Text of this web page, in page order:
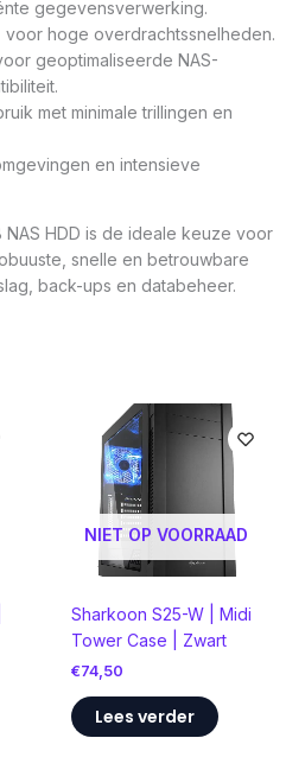
gegevensverwerking.
voor hoge overdrachtssnelheden.
geoptimaliseerde NAS-
met minimale trillingen en
en intensieve
NAS HDD is de ideale keuze voor
snelle en betrouwbare
back-ups en databeheer.
NIET OP VOORRAAD
Sharkoon S25-W | Midi
Tower Case | Zwart
€74,50
Lees verder